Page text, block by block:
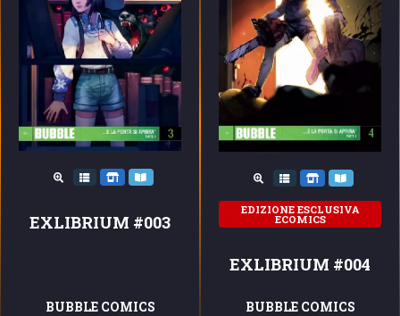
EXLIBRIUM #003
BUBBLE COMICS
EDIZIONE ESCLUSIVA
ECOMICS
EXLIBRIUM #004
BUBBLE COMICS